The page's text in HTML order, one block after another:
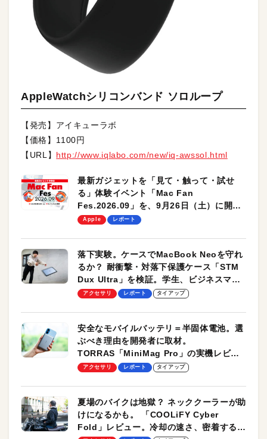
AppleWatchシリコンバンド ソロループ
【発売】アイキューラボ
【価格】1100円
【URL】 http://www.iqlabo.com/new/iq-awssol.html
最新ガジェットを「見て・触って・試せ
る」体験イベント「Mac Fan
Fes.2026.09」を、9月26日（土）に開催
します！
Apple レポート
落下実験。ケースでMacBook Neoを守れ
るか？ 耐衝撃・対落下保護ケース「STM
Dux Ultra」を検証。学生、ビジネスマン
のモバイルユースに最適！
アクセサリ レポート タイアップ
安全なモバイルバッテリ＝半固体電池。選
ぶべき理由を開発者に取材。
TORRAS「MiniMag Pro」の実機レビュ
ーも
アクセサリ レポート タイアップ
夏場のバイクは地獄？ ネッククーラーが助
けになるかも。 「COOLiFY Cyber
Fold」レビュー。冷却の速さ、密着する冷